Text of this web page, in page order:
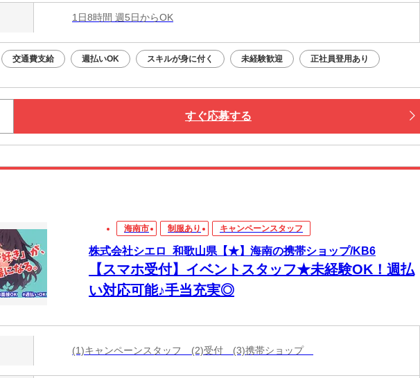
1日8時間 週5日からOK
交通費支給 週払いOK スキルが身に付く 未経験歓迎 正社員登用あり
すぐ応募する
海南市 制服あり キャンペーンスタッフ
株式会社シエロ_和歌山県【★】海南の携帯ショップ/KB6
【スマホ受付】イベントスタッフ★未経験OK！週払
い対応可能♪手当充実◎
(1)キャンペーンスタッフ (2)受付 (3)携帯ショップ